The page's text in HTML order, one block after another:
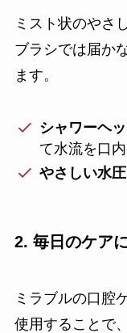
ミスト状のやさ
ブラシでは届か
ます。
シャワーヘ
て水流を口
やさしい水
2. 毎日のケア
ミラブルの口腔
使用することで